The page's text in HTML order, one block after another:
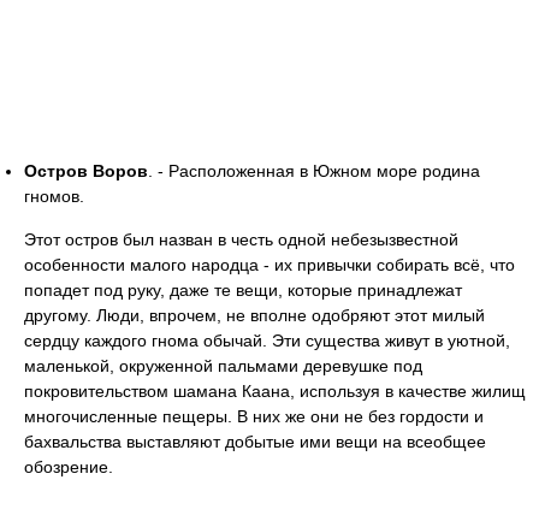
Остров Воров . - Расположенная в Южном море родина
гномов.
Этот остров был назван в честь одной небезызвестной
особенности малого народца - их привычки собирать всё, что
попадет под руку, даже те вещи, которые принадлежат
другому. Люди, впрочем, не вполне одобряют этот милый
сердцу каждого гнома обычай. Эти существа живут в уютной,
маленькой, окруженной пальмами деревушке под
покровительством шамана Каана, используя в качестве жилищ
многочисленные пещеры. В них же они не без гордости и
бахвальства выставляют добытые ими вещи на всеобщее
обозрение.